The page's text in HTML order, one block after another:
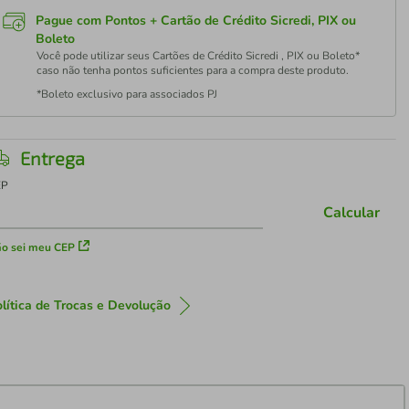
Pague com Pontos + Cartão de Crédito Sicredi, PIX ou
Boleto
Você pode utilizar seus Cartões de Crédito Sicredi , PIX ou Boleto*
caso não tenha pontos suficientes para a compra deste produto.
*Boleto exclusivo para associados PJ
Entrega
sei meu CEP
Calcular
de Trocas e Devolução